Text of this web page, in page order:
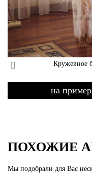
Кружевное
на
ПОХОЖИЕ
Мы подобрали для Вас